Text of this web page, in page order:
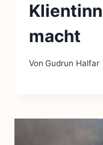
macht
Von Gudrun Halfar